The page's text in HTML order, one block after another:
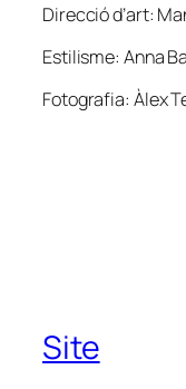
Direcció d’art:
Estilisme: Anna
Fotografia: Àlex
Site